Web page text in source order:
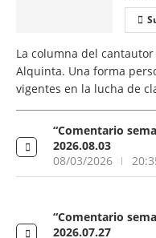
La columna del
Alquinta. Una forma
vigentes en la lucha de
“Comentario
2026.08.03
08/03/2026
“Comentario
2026.07.27